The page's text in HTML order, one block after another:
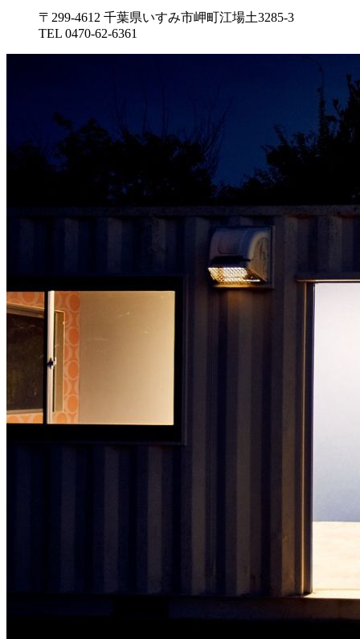
〒299-4612 千葉県いすみ市岬町江場土3285-3
TEL 0470-62-6361